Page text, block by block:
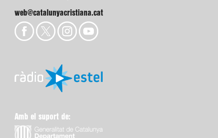
web@catalunyacristiana.cat
Amb el suport de: